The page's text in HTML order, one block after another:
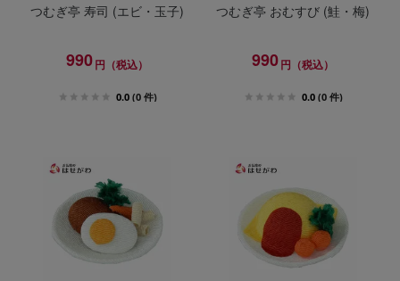
つむぎ亭 寿司 (エビ・玉子)
990円（税込）
0.0 (0 件)
つむぎ亭 おむすび (鮭・梅)
990円（税込）
0.0 (0 件)